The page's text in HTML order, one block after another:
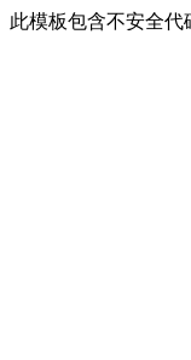
此模板包含不安全代碼